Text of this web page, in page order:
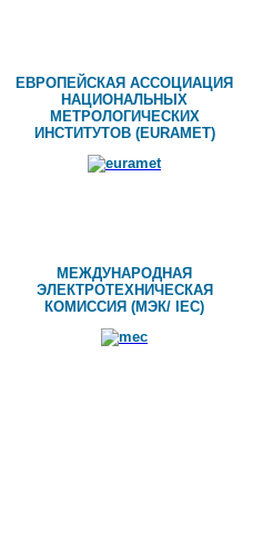
ЕВРОПЕЙСКАЯ АССОЦИАЦИЯ
НАЦИОНАЛЬНЫХ
МЕТРОЛОГИЧЕСКИХ
ИНСТИТУТОВ (EURAMET)
МЕЖДУНАРОДНАЯ
ЭЛЕКТРОТЕХНИЧЕСКАЯ
КОМИССИЯ (МЭК/
IEC)